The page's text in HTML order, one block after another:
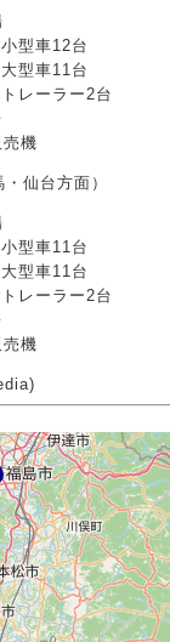
小型車12台
大型車11台
トレーラー2台
売機
仙台方面）
小型車11台
大型車11台
トレーラー2台
売機